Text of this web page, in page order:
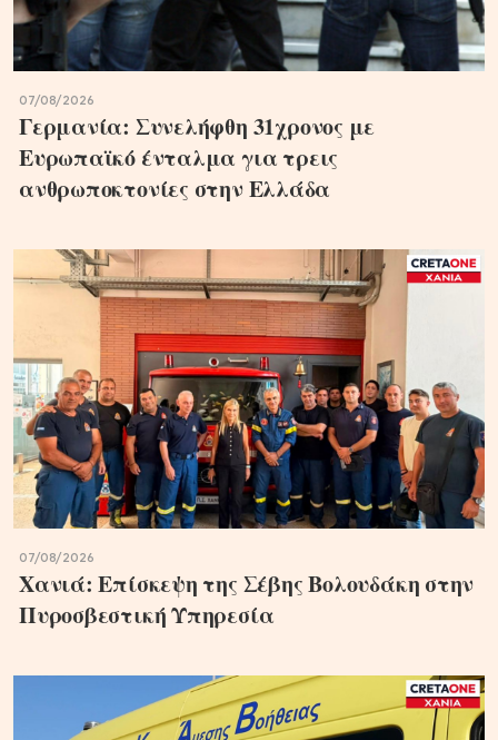
07/08/2026
Γερμανία: Συνελήφθη 31χρονος με
Ευρωπαϊκό ένταλμα για τρεις
ανθρωποκτονίες στην Ελλάδα
07/08/2026
Χανιά: Επίσκεψη της Σέβης Βολουδάκη στην
Πυροσβεστική Υπηρεσία